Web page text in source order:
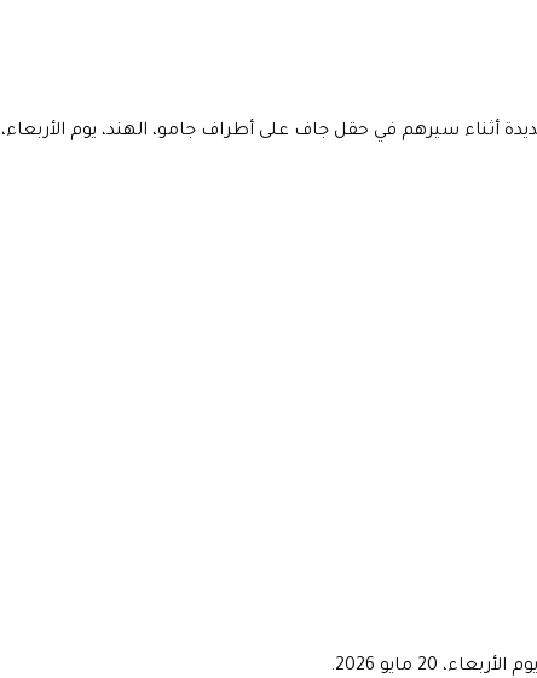
في حقل جاف على أطراف جامو، الهند، يوم الأربعاء، 20 مايو 2026.
مايو 2026.